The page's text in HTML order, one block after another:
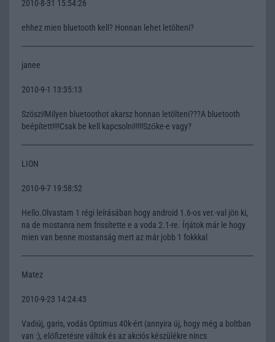
2010-8-31 15:54:26
ehhez mien bluetooth kell? Honnan lehet letölteni?
janee
2010-9-1 13:35:13
Szöszi!Milyen bluetoothot akarsz honnan letölteni???A bluetooth
beépített!!!!Csak be kell kapcsolni!!!!!Szőke-e vagy?
LION
2010-9-7 19:58:52
Hello.Olvastam 1 régi leírásában hogy android 1.6-os ver.-val jön ki,
na de mostanra nem frissítette e a voda 2.1-re. Írjátok már le hogy
mien van benne mostanság mert az már jobb 1 fokkkal
Matez
2010-9-23 14:24:43
Vadiúj, garis, vodás Optimus 40k-ért (annyira új, hogy még a boltban
van :), előfizetésre váltok és az akciós készülékre nincs